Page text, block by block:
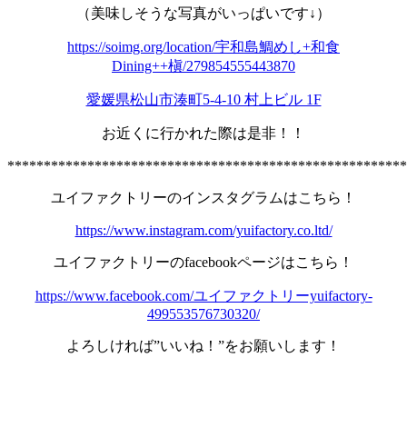
（美味しそうな写真がいっぱいです↓）
https://soimg.org/location/宇和島鯛めし+和食
Dining++槇/279854555443870
愛媛県松山市湊町5-4-10 村上ビル 1F
お近くに行かれた際は是非！！
ユイファクトリーのインスタグラムはこちら！
https://www.instagram.com/yuifactory.co.ltd/
ユイファクトリーのfacebookページはこちら！
https://www.facebook.com/ユイファクトリーyuifactory-
499553576730320/
よろしければ”いいね！”をお願いします！